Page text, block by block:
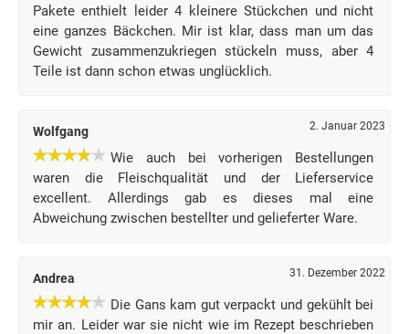
Pakete enthielt leider 4 kleinere Stückchen und nicht
eine ganzes Bäckchen. Mir ist klar, dass man um das
Gewicht zusammenzukriegen stückeln muss, aber 4
Teile ist dann schon etwas unglücklich.
Wolfgang 2. Januar 2023
Wie auch bei vorherigen Bestellungen
waren die Fleischqualität und der Lieferservice
excellent. Allerdings gab es dieses mal eine
Abweichung zwischen bestellter und gelieferter Ware.
Andrea 31. Dezember 2022
Die Gans kam gut verpackt und gekühlt bei
mir an. Leider war sie nicht wie im Rezept beschrieben